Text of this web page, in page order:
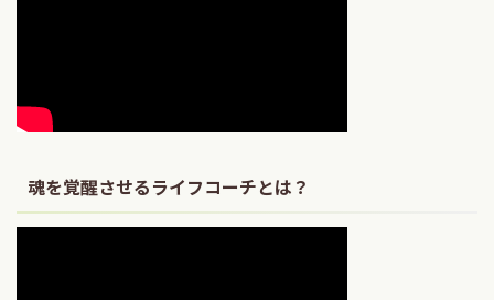
魂を覚醒させるライフコーチとは？